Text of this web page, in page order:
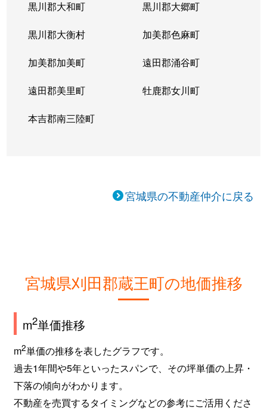
黒川郡大和町 黒川郡大郷町
黒川郡大衡村 加美郡色麻町
加美郡加美町 遠田郡涌谷町
遠田郡美里町 牡鹿郡女川町
本吉郡南三陸町
宮城県の不動産仲介に戻る
宮城県刈田郡蔵王町の地価推移
m2単価推移
m2単価の推移を表したグラフです。
過去1年間や5年といったスパンで、その坪単価の上昇・
下落の傾向がわかります。
不動産を売買するタイミングなどの参考にご活用くださ